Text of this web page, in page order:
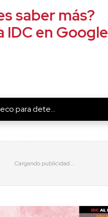
saber más?
IDC en Google
para dete...